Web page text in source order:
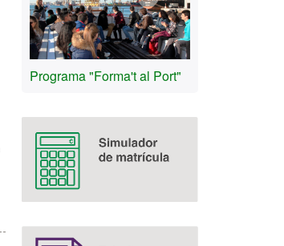
Programa "Forma't al Port"